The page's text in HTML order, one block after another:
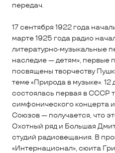
передач.
17 сентября 1922 года
марте 1925 года радио
литературно-музыкальные
наследие — детям», первые
посвящены творчеству
теме «Природа в музыке». 12
состоялась первая в СССР
симфонического концерта
Союзов — получается, что
Охотный ряд и Большая
студий радиовещания. В
«Интернационал», сюита